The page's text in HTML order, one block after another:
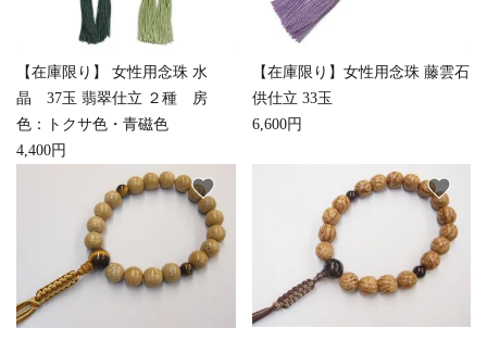
【在庫限り】 女性用念珠 水
晶 37玉 翡翠仕立 ２種 房
色：トクサ色・青磁色
4,400円
【在庫限り】女性用念珠 藤雲石
供仕立 33玉
6,600円
favorite favorite
close